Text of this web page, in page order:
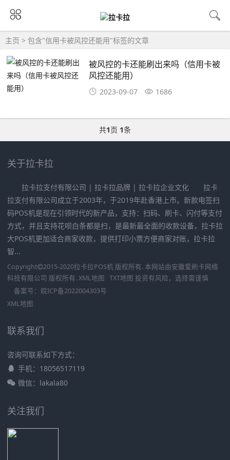
主页 > 包含"信用卡被风控还能用"标签的文章
被风控的卡还能刷出来吗（信用卡被
风控还能用）
2023-09-07 1686
共1页 1条
关于拉卡拉
拉卡拉支付有限公司 | 拉卡拉品牌 | 拉卡拉企业文化 拉卡
拉支付有限公司成立于2003年，于2019年赴香港上市。新款电签扫
码POS机是现在引领时代的新产品，支持：扫码、刷卡、闪付等支付
方式，并且支持花呗白条都是扫，是最新最全面的收款设备，拉卡拉
大POS机更加适合商家收款，提供打印小票方便商家对账，拉卡拉
智...
Copyright 2015-2020拉卡拉POS机 版权所有. 本网站由安徽爱刷卡网络
科技有限公司 版权所有. XML地图 TXT地图 投资有风险，选择需谨慎
备案号： 皖ICP备2022004303号
XML地图
联系我们
咨询可联系如下方式：
手机：18056517119
微信：lakala80
关注我们